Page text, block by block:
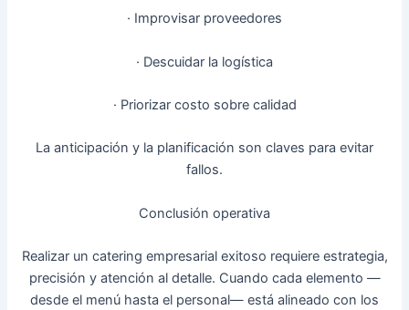
· Improvisar proveedores
· Descuidar la logística
· Priorizar costo sobre calidad
La anticipación y la planificación son claves para evitar
fallos.
Conclusión operativa
Realizar un catering empresarial exitoso requiere estrategia,
precisión y atención al detalle. Cuando cada elemento —
desde el menú hasta el personal— está alineado con los